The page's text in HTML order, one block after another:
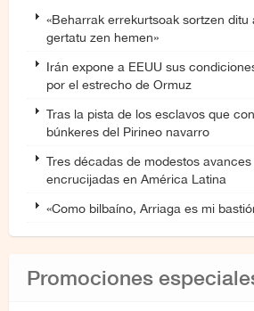
«Beharrak errekurtsoak sortzen ditu
gertatu zen hemen»
Irán expone a EEUU sus
por el estrecho de Ormuz
Tras la pista de los esclavos que
búnkeres del Pirineo navarro
Tres décadas de modestos avances
encrucijadas en América Latina
«Como bilbaíno, Arriaga es mi
Promociones